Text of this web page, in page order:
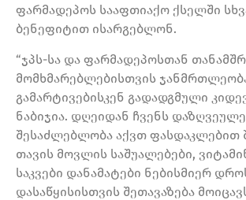
ფარმადეპოს სააფთიაქო ქსელში
ბენეფიტით ისარგებლონ.
“ჯპს-სა და ფარმადეპოსთან
მომხმარებლებისთვის
გამარტივებისკენ გადადგმული
ნაბიჯია. დღეიდან ჩვენს
შესაძლებლობა აქვთ ფასდაკლებით
თავის მოვლის საშუალებები,
საკვები დანამატები ნებისმიერ
დასაწყისისთვის შეთავაზება